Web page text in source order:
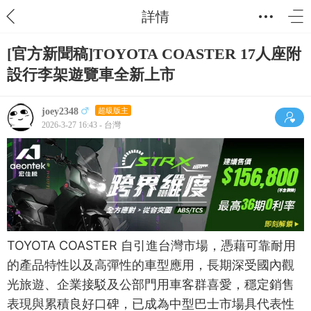
詳情
[官方新聞稿]TOYOTA COASTER 17人座附
設行李架遊覽車全新上市
joey2348 超級版主
2026-3-27 16:43 - 台灣
TOYOTA COASTER 自引進台灣市場，憑藉可靠耐用
的產品特性以及高彈性的車型應用，長期深受國內觀
光旅遊、企業接駁及公部門用車客群喜愛，穩定銷售
表現與累積良好口碑，已成為中型巴士市場具代表性